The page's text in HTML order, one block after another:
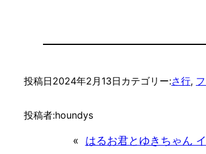
投稿日2024年2月13日 カテゴリー:さ行,
投稿者:houndys
« はるお君とゆきちゃん